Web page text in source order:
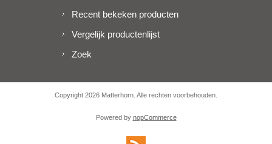
Recent bekeken producten
Vergelijk productenlijst
Zoek
Copyright 2026 Matterhorn. Alle rechten voorbehouden.
Powered by nopCommerce